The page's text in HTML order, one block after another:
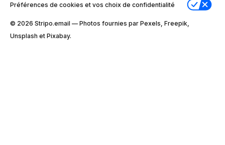
Préférences de cookies et vos choix de confidentialité
© 2026 Stripо.email — Photos fournies par Pexels, Freepik,
Unsplash et Pixabay.